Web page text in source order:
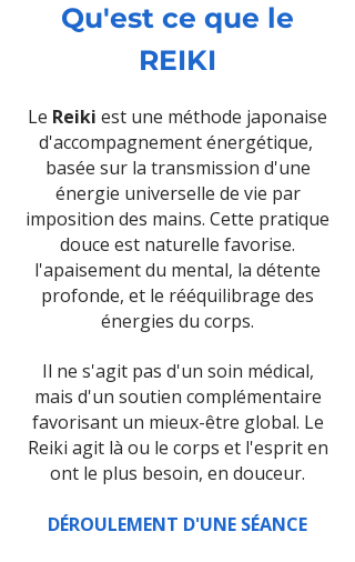
Qu'est ce que le
REIKI
Le Reiki est une méthode japonaise
d'accompagnement énergétique,
basée sur la transmission d'une
énergie universelle de vie par
imposition des mains. Cette pratique
douce est naturelle favorise.
l'apaisement du mental, la détente
profonde, et le rééquilibrage des
énergies du corps.
Il ne s'agit pas d'un soin médical,
mais d'un soutien complémentaire
favorisant un mieux-être global. Le
Reiki agit là ou le corps et l'esprit en
ont le plus besoin, en douceur.
DÉROULEMENT D'UNE SÉANCE